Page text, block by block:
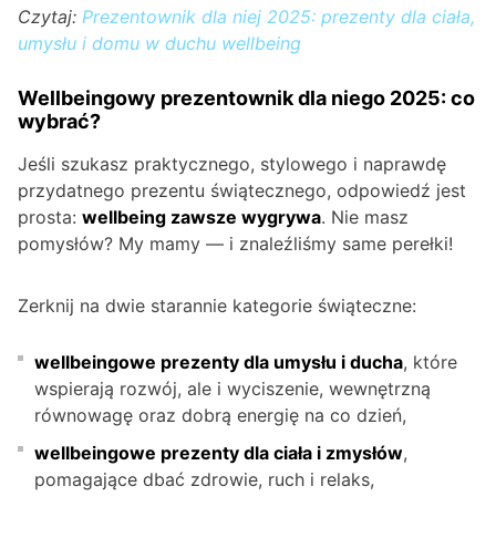
Czytaj: Prezentownik dla niej 2025: prezenty dla ciała,
umysłu i domu w duchu wellbeing
Wellbeingowy prezentownik dla niego 2025: co
wybrać?
Jeśli szukasz praktycznego, stylowego i naprawdę
przydatnego prezentu świątecznego, odpowiedź jest
prosta: wellbeing zawsze wygrywa. Nie masz
pomysłów? My mamy — i znaleźliśmy same perełki!
Zerknij na dwie starannie kategorie świąteczne:
wellbeingowe prezenty dla umysłu i ducha, które
wspierają rozwój, ale i wyciszenie, wewnętrzną
równowagę oraz dobrą energię na co dzień,
wellbeingowe prezenty dla ciała i zmysłów,
pomagające dbać zdrowie, ruch i relaks,